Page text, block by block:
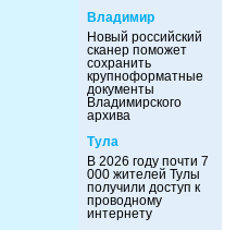
Владимир
Новый российский
сканер поможет
сохранить
крупноформатные
документы
Владимирского
архива
Тула
В 2026 году почти 7
000 жителей Тулы
получили доступ к
проводному
интернету